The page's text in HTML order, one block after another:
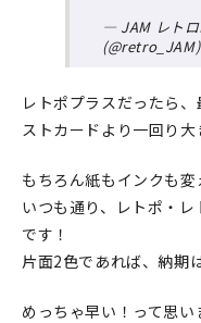
— JAM レトロ
(@retro_JAM)
レトポプラスだったら
ストカードより一回り
もちろん紙もインクも変
いつも通り、レトポ・
です！
片面2色であれば、納期
めっちゃ早い！って思い